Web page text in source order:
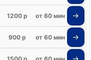
1200 р от 60 мин
900 р от 60 мин
1500 р от 60 мин